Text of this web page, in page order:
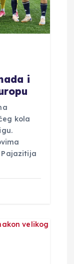
i
kola
Pajazitija